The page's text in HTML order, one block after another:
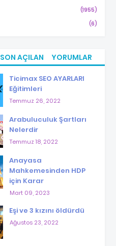
(1955)
(6)
SON AÇILAN YORUMLAR
Ticimax SEO AYARLARI
Eğitimleri
Temmuz 26, 2022
Arabuluculuk Şartları
Nelerdir
Temmuz 18, 2022
Anayasa
Mahkemesinden HDP
için Karar
Mart 09, 2023
Eşi ve 3 kızını öldürdü
Ağustos 23, 2022